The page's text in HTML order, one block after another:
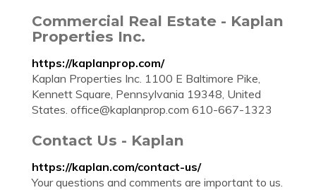
Commercial Real Estate - Kaplan
Properties Inc.
https://kaplanprop.com/
Kaplan Properties Inc. 1100 E Baltimore Pike,
Kennett Square, Pennsylvania 19348, United
States. office@kaplanprop.com 610-667-1323
Contact Us - Kaplan
https://kaplan.com/contact-us/
Your questions and comments are important to us.